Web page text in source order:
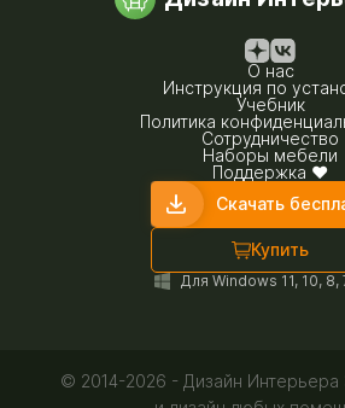
О нас
Инструкция по
Учебник
Политика
Сотрудничество
Наборы мебели
Поддержка ❤
Скачать
Купить
Для Windows 11, 10, 8,
© 2014-2026 - Дизайн Интерьера